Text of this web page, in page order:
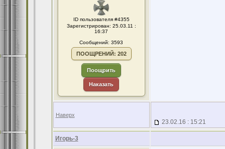
ID пользователя #4355
Зарегистрирован: 25.03.11 :
16:37
Сообщений: 3593
ПООЩРЕНИЙ: 202
Поощрить
Наказать
Наверх
23.02.16 : 15:21
Игорь-3